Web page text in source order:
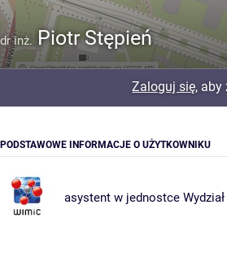
dr inż. Piotr Stępień
Zaloguj się, aby
PODSTAWOWE INFORMACJE O UŻYTKOWNIKU
asystent w jednostce